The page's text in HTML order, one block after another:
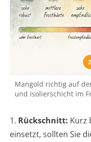
Mangold richtig auf
und Isolierschicht im
1. Rückschnitt: Kurz
einsetzt, sollten Sie